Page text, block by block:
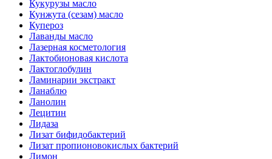
Кукурузы масло
Кунжута (сезам) масло
Купероз
Лаванды масло
Лазерная косметология
Лактобионовая кислота
Лактоглобулин
Ламинарии экстракт
Ланаблю
Ланолин
Лецитин
Лидаза
Лизат бифидобактерий
Лизат пропионовокислых бактерий
Лимон